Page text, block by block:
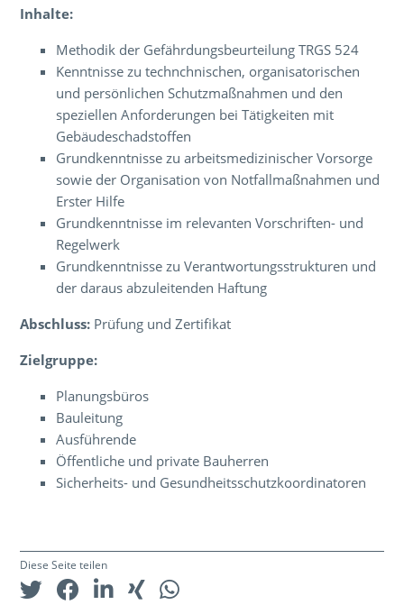
Inhalte:
Methodik der Gefährdungsbeurteilung TRGS 524
Kenntnisse zu technchnischen, organisatorischen
und persönlichen Schutzmaßnahmen und den
speziellen Anforderungen bei Tätigkeiten mit
Gebäudeschadstoffen
Grundkenntnisse zu arbeitsmedizinischer Vorsorge
sowie der Organisation von Notfallmaßnahmen und
Erster Hilfe
Grundkenntnisse im relevanten Vorschriften- und
Regelwerk
Grundkenntnisse zu Verantwortungsstrukturen und
der daraus abzuleitenden Haftung
Abschluss: Prüfung und Zertifikat
Zielgruppe:
Planungsbüros
Bauleitung
Ausführende
Öffentliche und private Bauherren
Sicherheits- und Gesundheitsschutzkoordinatoren
Diese Seite teilen